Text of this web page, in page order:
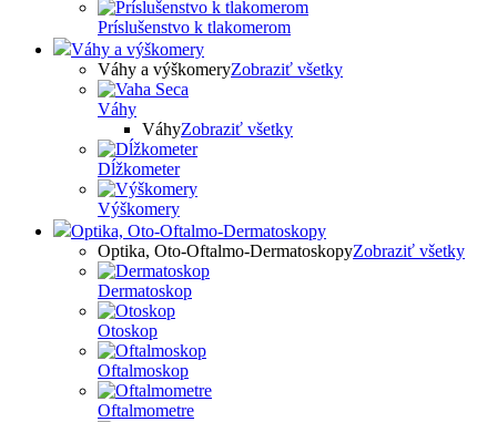
Príslušenstvo k tlakomerom
Váhy a výškomery
Váhy a výškomeryZobraziť všetky
Váhy
VáhyZobraziť všetky
Dĺžkometer
Výškomery
Optika, Oto-Oftalmo-Dermatoskopy
Optika, Oto-Oftalmo-DermatoskopyZobraziť všetky
Dermatoskop
Otoskop
Oftalmoskop
Oftalmometre